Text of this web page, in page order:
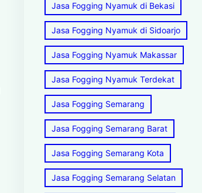
Jasa Fogging Nyamuk di Bekasi
Jasa Fogging Nyamuk di Sidoarjo
Jasa Fogging Nyamuk Makassar
Jasa Fogging Nyamuk Terdekat
Jasa Fogging Semarang
Jasa Fogging Semarang Barat
Jasa Fogging Semarang Kota
Jasa Fogging Semarang Selatan